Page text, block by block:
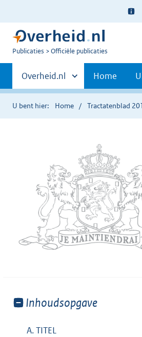
Ter
U
Publicaties Officiële publicaties
Primaire
navigatie
Andere
sites
binnen
Overheid.nl Home
U bent hier: Home Tractatenblad
Toon
van:
Inhoudsopgave
A. TITEL